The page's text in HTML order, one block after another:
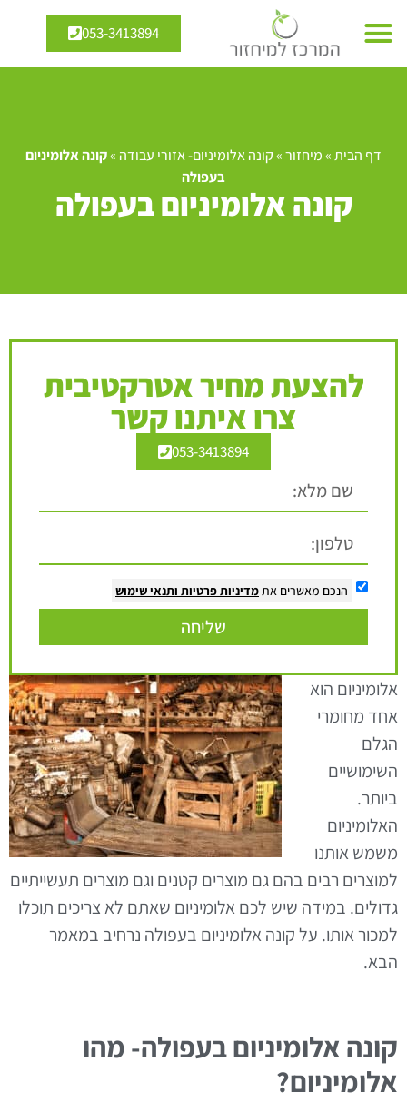
053-3413894
דף הבית»מיחזור»קונה אלומיניום- אזורי עבודה »קונה אלומיניום
בעפולה
קונה אלומיניום בעפולה
להצעת מחיר אטרקטיבית
צרו איתנו קשר
053-3413894
הנכם מאשרים את מדיניות פרטיות ותנאי שימוש
שליחה
אלומיניום הוא
אחד מחומרי
הגלם
השימושיים
ביותר.
האלומיניום
משמש אותנו
למוצרים רבים בהם גם מוצרים קטנים וגם מוצרים תעשייתיים
גדולים. במידה שיש לכם אלומיניום שאתם לא צריכים תוכלו
למכור אותו. על קונה אלומיניום בעפולה נרחיב במאמר
הבא.
קונה אלומיניום בעפולה- מהו
אלומיניום?